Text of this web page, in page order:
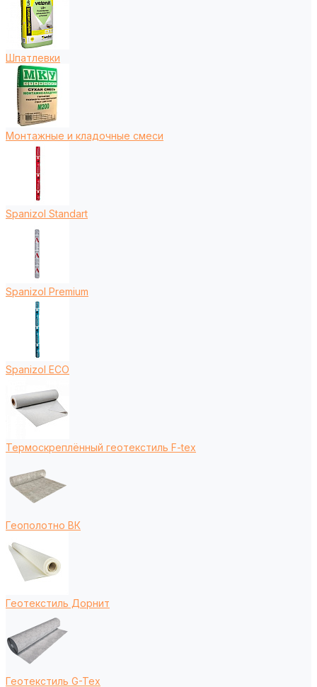
Шпатлевки
Монтажные и кладочные смеси
Spanizol Standart
Spanizol Premium
Spanizol ECO
Термоскреплённый геотекстиль F-tex
Геополотно ВК
Геотекстиль Дорнит
Геотекстиль G-Tex